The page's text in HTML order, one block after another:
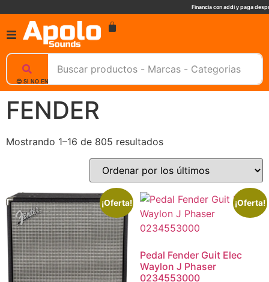
Financia con addi y paga
😊 SI NO ENCUENTRAS UN PRODUCTO, NOSOTROS TE AYUDAMOS, ESCRIBENOS. 📲
FENDER
Mostrando 1–16 de 805 resultados
¡Oferta! ¡Oferta!
Pedal Fender Guit Elec
Waylon J Phaser
0234553000